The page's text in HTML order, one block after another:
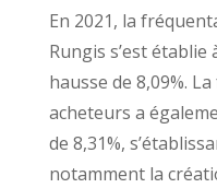
En 2021, la
Rungis s’est établie
hausse de 8,09%.
acheteurs a
de 8,31%,
notamment la